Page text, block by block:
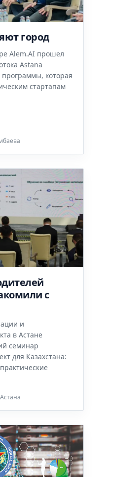
город
Alem.AI прошел
Astana
которая
стартапам
с
и
в Астане
семинар
для Казахстана: